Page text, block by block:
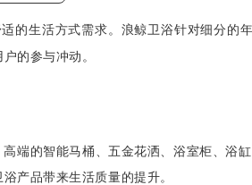
的生活方式需求。浪鲸卫浴针对细分的
的参与冲动。
端的智能马桶、五金花洒、浴室柜、浴
产品带来生活质量的提升。